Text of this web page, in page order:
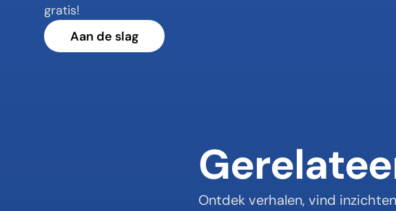
gratis!
Aan de slag
Ontdek verhalen, vind